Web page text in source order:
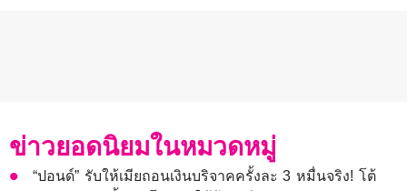
ข่าวยอดนิยมในหมวดหมู่
“ปอนด์” รับให้เมียถอนเงินบริจาคครั้งละ 3 หมื่นจริง! โต้